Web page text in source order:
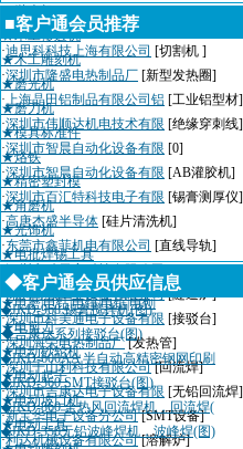
★抛光机
★木工修边机
★木工雕刻机
★磨光机
★磨刀机
★模具标准件
★烙铁
★精密塑封模
★角磨机
★光饰机
★电批焊锡工具
★电喷枪
★电磨|电钻|电锤|电锯|电刨
★电剪刀
★电动砂轮机
★电动起子
★电动坡口机
★电动工具
■客户通会员推荐
·迪思科科技上海有限公司 [切割机 ]
·深圳市隆盛电热制品厂 [新型发热圈]
·上海晶田铝制品有限公司铝 [工业铝型材]
·深圳市伟顺达机电技术有限 [绝缘穿刺线]
·深圳市智晨自动化设备有限 [0]
·深圳市智晨自动化设备有限 [AB灌胶机]
·深圳市百汇特科技电子有限 [锡膏测厚仪]
·高唐杰盛半导体 [硅片清洗机]
·东莞市鑫菲机电有限公司 [直线导轨]
深圳市瑞天宇科技有限公司
[AOI]
·深圳粤城工业设备有限公司 [隧道炉]
·深圳市科美通电子设备有限 [接驳台]
·深圳海荣电热制品厂 [发热管]
·深圳千山利科技有限公司 [回流焊]
·深圳市吉康达电子设备有限 [无铅回流焊]
·新宝华电子设备分公司 [SMT设备]
·利达机械设备有限公司 [溶解炉]
◆客户通会员供应信息
◆JKD-968 锡膏搅拌机(图)
◆吉康达系列接驳台(图)
◆JKD-600AA 半自动高精密钢网印刷
◆JKD-360 SMT接驳台(图)
◆JKD-860 全热风回流焊机，回流焊(
◆JKD-350无铅波峰焊机，波峰焊(图)